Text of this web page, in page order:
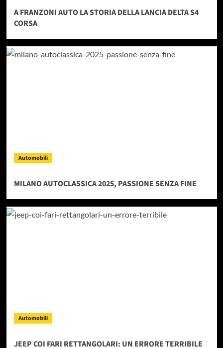
A FRANZONI AUTO LA STORIA DELLA LANCIA DELTA S4
CORSA
Automobili
MILANO AUTOCLASSICA 2025, PASSIONE SENZA FINE
Automobili
JEEP COI FARI RETTANGOLARI: UN ERRORE TERRIBILE